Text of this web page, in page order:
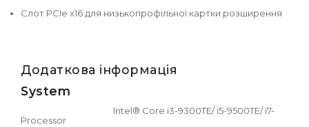
Слот PCIe x16 для низькопрофільної картки розширення
Додаткова інформація
System
Processor
Intel® Core i3-9300TE/ i5-9500TE/ i7-